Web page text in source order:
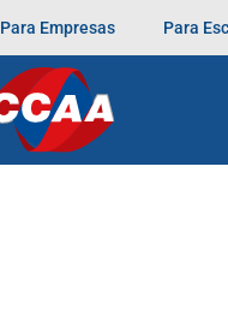
Para Empresas Para